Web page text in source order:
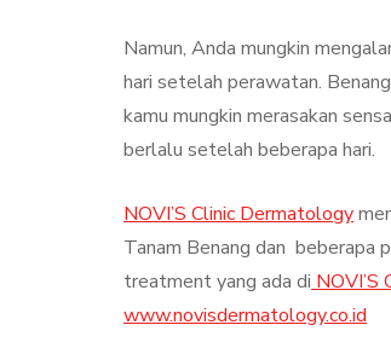
Namun, Anda mungkin
hari setelah perawatan.
kamu mungkin merasakan
berlalu setelah beberapa hari.
NOVI’S Clinic Dermatology
Tanam Benang dan beberapa
treatment yang ada di NOVI’S
www.novisdermatology.co.id